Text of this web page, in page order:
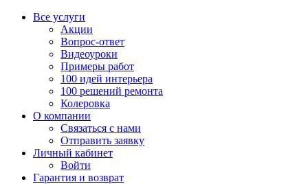
Все услуги
Акции
Вопрос-ответ
Видеоуроки
Примеры работ
100 идей интерьера
100 решений ремонта
Колеровка
О компании
Связаться с нами
Отправить заявку
Личный кабинет
Войти
Гарантия и возврат